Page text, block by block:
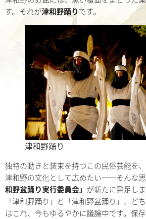
す。それが津和野踊りです。
津和野踊り
独特の動きと装束を持つこの民俗芸能を
津和野の文化として広めたい――そんな思
和野盆踊り実行委員会」 が新たに発足しま
「津和野踊り」と「津和野盆踊り」、ど
はこれ、今もゆるやかに議論中です。保